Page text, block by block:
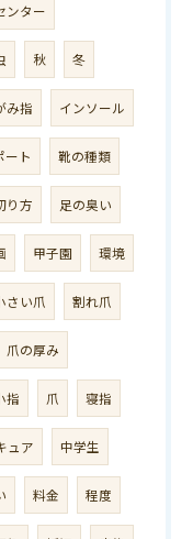
ンター
秋 冬
み指 インソール
ート 靴の種類
り方 足の臭い
甲子園 環境
さい爪 割れ爪
爪の厚み
指 爪 寝指
ュア 中学生
料金 程度